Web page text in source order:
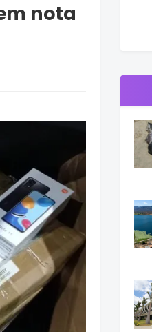
nota